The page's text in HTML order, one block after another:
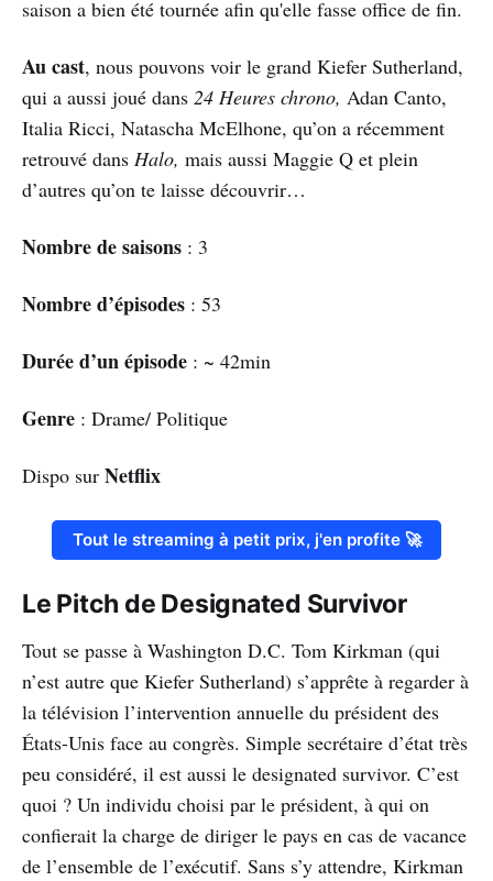
saison a bien été tournée afin qu'elle fasse office de fin.
Au cast, nous pouvons voir le grand Kiefer Sutherland,
qui a aussi joué dans 24 Heures chrono, Adan Canto,
Italia Ricci, Natascha McElhone, qu’on a récemment
retrouvé dans Halo, mais aussi Maggie Q et plein
d’autres qu’on te laisse découvrir…
Nombre de saisons : 3
Nombre d’épisodes : 53
Durée d’un épisode : ~ 42min
Genre : Drame/ Politique
Dispo sur Netflix
Tout le streaming à petit prix, j'en profite 🚀
Le Pitch de Designated Survivor
Tout se passe à Washington D.C. Tom Kirkman (qui
n’est autre que Kiefer Sutherland) s’apprête à regarder à
la télévision l’intervention annuelle du président des
États-Unis face au congrès. Simple secrétaire d’état très
peu considéré, il est aussi le designated survivor. C’est
quoi ? Un individu choisi par le président, à qui on
confierait la charge de diriger le pays en cas de vacance
de l’ensemble de l’exécutif. Sans s’y attendre, Kirkman